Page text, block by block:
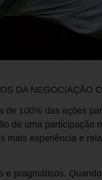
DA NEGOCIAÇÃO
de 100% das ações
de uma participação
mais experiência e
e pragmáticos.